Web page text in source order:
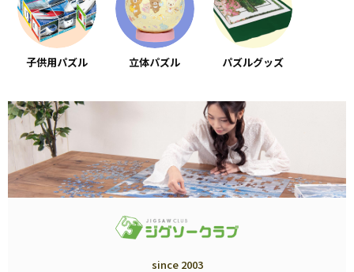
子供用パズル 立体パズル パズルグッズ
since 2003